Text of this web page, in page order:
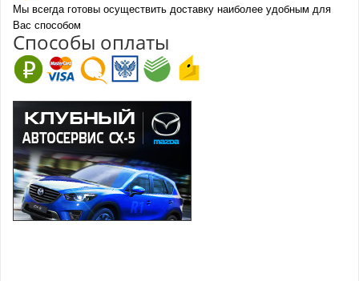
Мы всегда готовы осуществить доставку наиболее удобным для
Вас способом
Способы оплаты